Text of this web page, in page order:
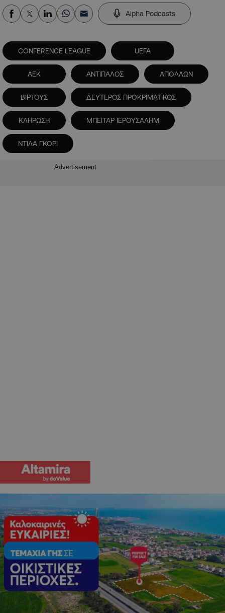
Alpha Podcasts
CONFERENCE LEAGUE UEFA
ΑΕΚ ΑΝΤΙΠΑΛΟΣ ΑΠΟΛΛΩΝ
ΒΙΡΤΟΥΣ ΔΕΥΤΕΡΟΣ ΠΡΟΚΡΙΜΑΤΙΚΟΣ
ΚΛΗΡΩΣΗ ΜΠΕΙΤΑΡ ΙΕΡΟΥΣΑΛΗΜ
ΝΤΙΛΑ ΓΚΟΡΙ
Advertisement